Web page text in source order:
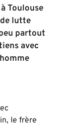
Toulouse
lutte
partout
avec
le frère